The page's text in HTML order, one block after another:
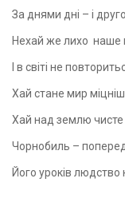
За днями дні – і
Нехай же лихо наше
І в світі не
Хай стане мир
Хай над землю чисте
Чорнобиль –
Його уроків людство